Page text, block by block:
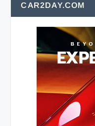
CAR2DAY.COM